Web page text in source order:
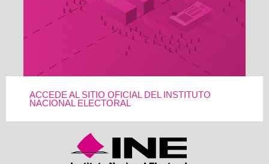
ACCEDE AL SITIO OFICIAL DEL INSTITUTO
NACIONAL ELECTORAL